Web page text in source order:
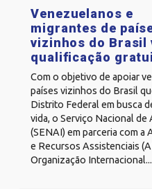
Venezuelanos e
migrantes de
vizinhos do Brasil
qualificação
Com o objetivo de apoiar
países vizinhos do Brasil
Distrito Federal em busca
vida, o Serviço Nacional
(SENAI) em parceria com
e Recursos Assistenciais
Organização Internacional...